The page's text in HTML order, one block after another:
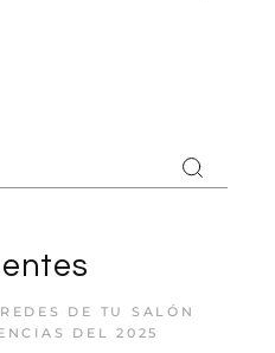
DE TU SALÓN
DEL 2025